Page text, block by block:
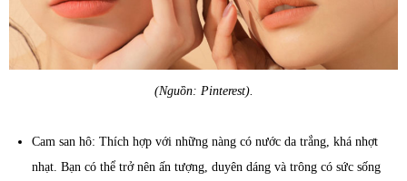
(Nguồn: Pinterest).
Cam san hô: Thích hợp với những nàng có nước da trắng, khá nhợt
nhạt. Bạn có thể trở nên ấn tượng, duyên dáng và trông có sức sống